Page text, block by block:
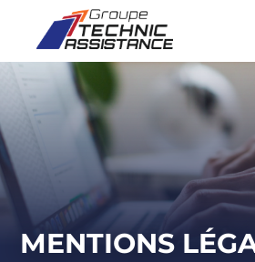
content
MENTIONS